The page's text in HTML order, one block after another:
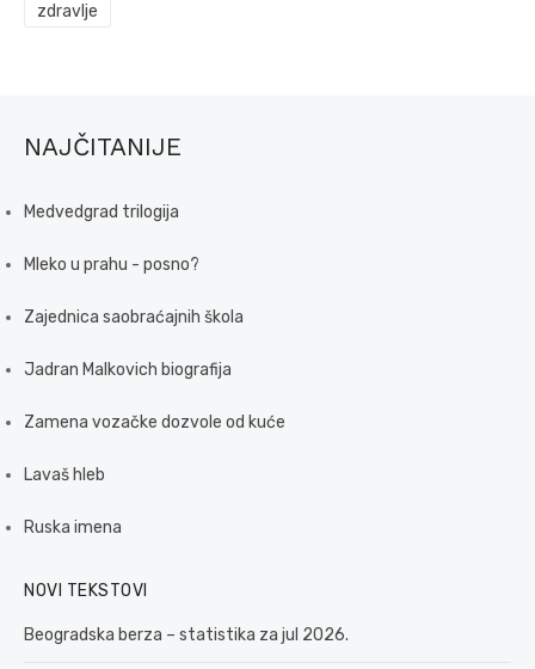
zdravlje
NAJČITANIJE
Medvedgrad trilogija
Mleko u prahu - posno?
Zajednica saobraćajnih škola
Jadran Malkovich biografija
Zamena vozačke dozvole od kuće
Lavaš hleb
Ruska imena
NOVI TEKSTOVI
Beogradska berza – statistika za jul 2026.